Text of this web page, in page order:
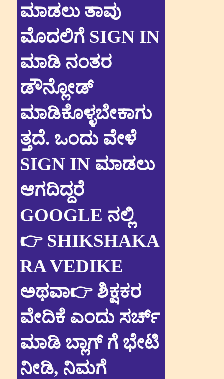
ಮಾಡಲು ತಾವು
ಮೊದಲಿಗೆ SIGN IN
ಮಾಡಿ ನಂತರ
ಡೌನ್ಲೋಡ್
ಮಾಡಿಕೊಳ್ಳಬೇಕಾಗು
ತ್ತದೆ. ಒಂದು ವೇಳೆ
SIGN IN ಮಾಡಲು
ಆಗದಿದ್ದರೆ
GOOGLE ನಲ್ಲಿ
👉 SHIKSHAKA
RA VEDIKE
ಅಥವಾ👉 ಶಿಕ್ಷಕರ
ವೇದಿಕೆ ಎಂದು ಸರ್ಚ್
ಮಾಡಿ ಬ್ಲಾಗ್ ಗೆ ಭೇಟಿ
ನೀಡಿ, ನಿಮಗೆ